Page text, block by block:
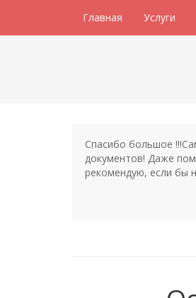
Главная Услуги
Спасибо большое
документов! Даже
рекомендую, если бы